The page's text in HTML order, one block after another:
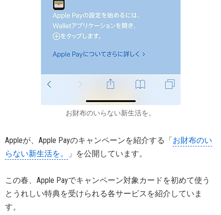
お財布のいらない新生活を。
Appleが、Apple Payのキャンペーンを紹介する「お財布のい
らない新生活を。
」を公開しています。
この春、Apple Payでキャンペーン対象カードを初めて使う
とうれしい特典を受けられる各サービスを紹介していま
す。